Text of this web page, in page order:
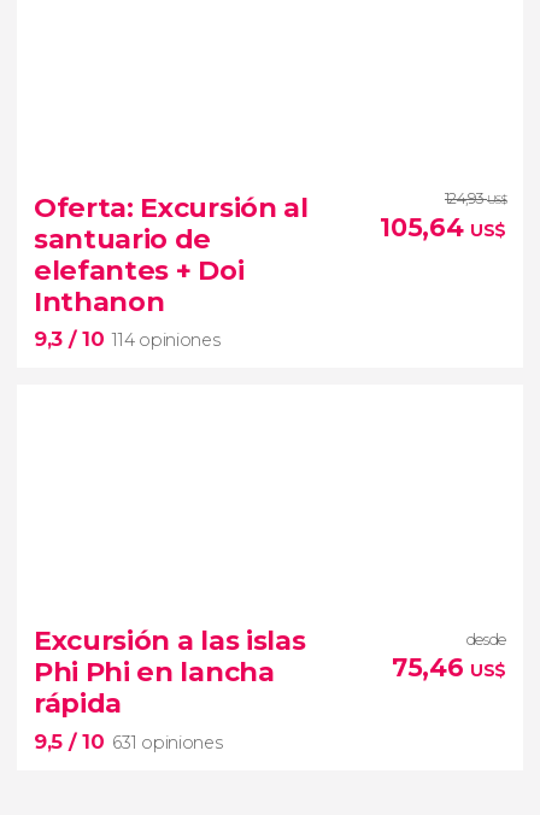
isla de James Bond
lancha rápida
de Phuket
Oferta: Excursión al
santuario de
elefantes + Doi
Inthanon
9,3 / 10 114 opiniones
124,93US$
105,64 US$
114 opiniones
día en plena naturaleza
santuario
de elefantes
Excursión a las islas
Phi Phi en lancha
rápida
9,5 / 10 631 opiniones
desde
75,46 US$